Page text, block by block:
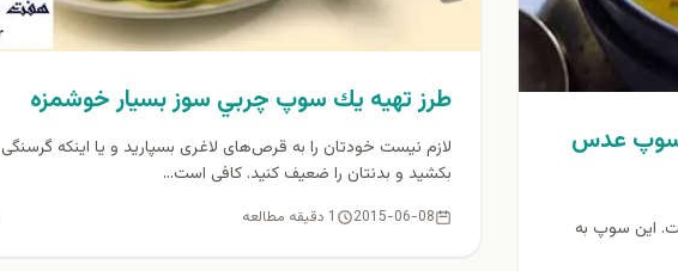
سوپ عدس
این سوپ به
طرز تهيه يك سوپ چربي سوز بسيار خوشمزه
لازم نیست خودتان را به قرص‌های لاغری بسپارید و یا اینکه گرسنگی
بکشید و بدنتان را ضعیف کنید. کافی است...
2015-06-08 1 دقیقه مطالعه